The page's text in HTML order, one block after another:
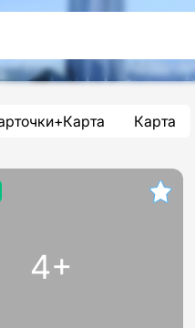
Карта
4+